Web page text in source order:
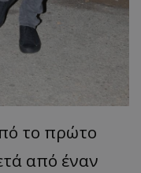
το πρώτο
από έναν